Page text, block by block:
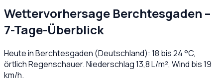
Wettervorhersage Berchtesgaden –
7-Tage-Überblick
Heute inBerchtesgaden (Deutschland): 18 bis24°C,
örtlich Regenschauer. Niederschlag13,8L/m², Wind bis19
km/h.